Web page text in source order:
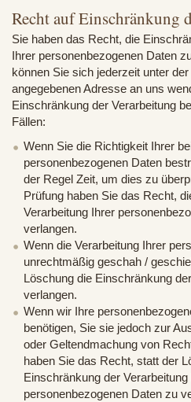
Recht auf Einschränkung
Sie haben das Recht, die
Ihrer personenbezogenen Daten
können Sie sich jederzeit unter
angegebenen Adresse an uns
Einschränkung der Verarbeitung
Fällen:
Wenn Sie die Richtigkeit Ihrer
personenbezogenen Daten
der Regel Zeit, um dies zu
Prüfung haben Sie das Recht,
Verarbeitung Ihrer
verlangen.
Wenn die Verarbeitung Ihrer
unrechtmäßig geschah /
Löschung die Einschränkung
verlangen.
Wenn wir Ihre
benötigen, Sie sie jedoch zur
oder Geltendmachung von
haben Sie das Recht, statt der
Einschränkung der Verarbeitung
personenbezogenen Daten zu